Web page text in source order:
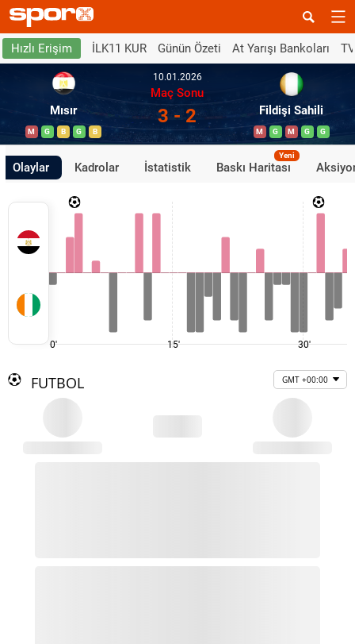
Hızlı Erişim İLK11 KUR Günün Özeti At Yarışı Bankoları
Mısır
M G B G B
10.01.2026
Maç Sonu
3 - 2 Fildişi Sahili
M G M G G
Olaylar Kadrolar İstatistik Baskı Haritası
Yeni
0' 15' 30'
FUTBOL GMT +00:00